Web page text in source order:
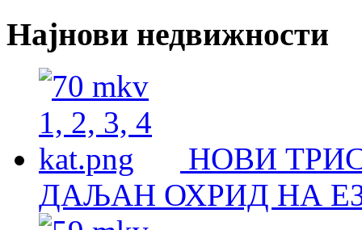
Најнови недвижности
НОВИ
ДАЉАН ОХРИД НА